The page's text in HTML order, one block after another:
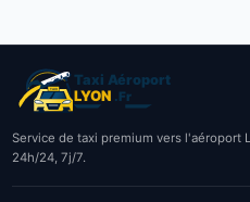
Service de taxi premium vers l'aéroport
24h/24, 7j/7.